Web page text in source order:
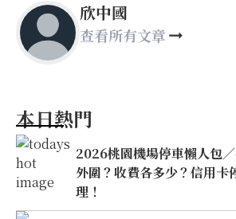
欣中國
查看所有文章
本日熱門
2026桃園機場停車懶人包
外圍？收費各多少？信用卡
理！